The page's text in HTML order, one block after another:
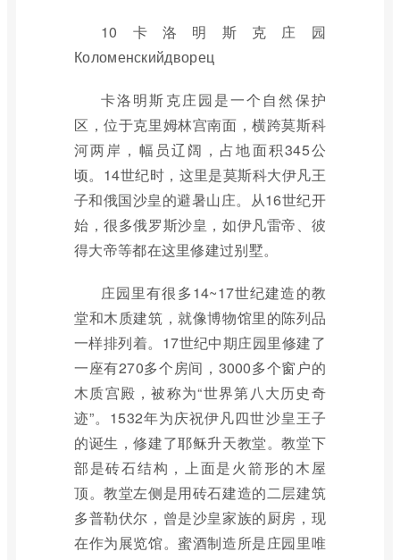
10卡洛明斯克庄园
Коломенскийдворец
卡洛明斯克庄园是一个自然保护
区，位于克里姆林宫南面，横跨莫斯科
河两岸，幅员辽阔，占地面积345公
顷。14世纪时，这里是莫斯科大伊凡王
子和俄国沙皇的避暑山庄。从16世纪开
始，很多俄罗斯沙皇，如伊凡雷帝、彼
得大帝等都在这里修建过别墅。
庄园里有很多14~17世纪建造的教
堂和木质建筑，就像博物馆里的陈列品
一样排列着。17世纪中期庄园里修建了
一座有270多个房间，3000多个窗户的
木质宫殿，被称为“世界第八大历史奇
迹”。1532年为庆祝伊凡四世沙皇王子
的诞生，修建了耶稣升天教堂。教堂下
部是砖石结构，上面是火箭形的木屋
顶。教堂左侧是用砖石建造的二层建筑
多普勒伏尔，曾是沙皇家族的厨房，现
在作为展览馆。蜜酒制造所是庄园里唯